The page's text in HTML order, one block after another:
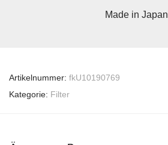
Made in Japan
Artikelnummer: fkU10190769
Kategorie: Filter